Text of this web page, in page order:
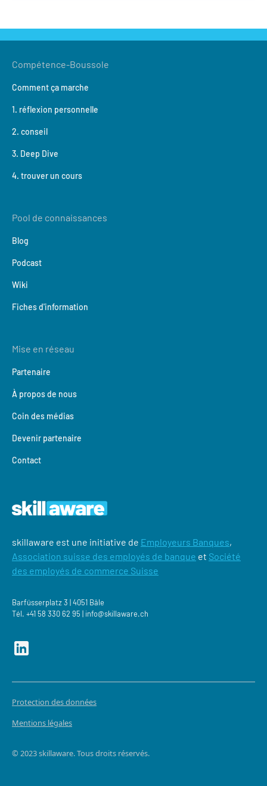
Compétence-Boussole
Comment ça marche
1. réflexion personnelle
2. conseil
3. Deep Dive
4. trouver un cours
Pool de connaissances
Blog
Podcast
Wiki
Fiches d'information
Mise en réseau
Partenaire
À propos de nous
Coin des médias
Devenir partenaire
Contact
skillaware est une initiative de Employeurs Banques,
Association suisse des employés de banque et Société
des employés de commerce Suisse
Barfüsserplatz 3 | 4051 Bâle
Tél. +41 58 330 62 95 | ‍info@skillaware.ch
© 2023 skillaware. Tous droits réservés.
Protection des données
Mentions légales